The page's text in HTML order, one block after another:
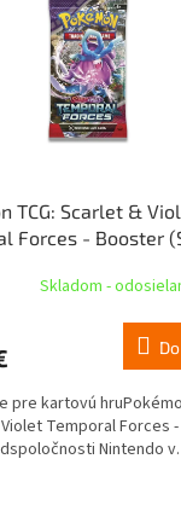
TCG: Scarlet &
Forces - Booster
Skladom -
pre kartovú
Temporal Forces -
Nintendo v